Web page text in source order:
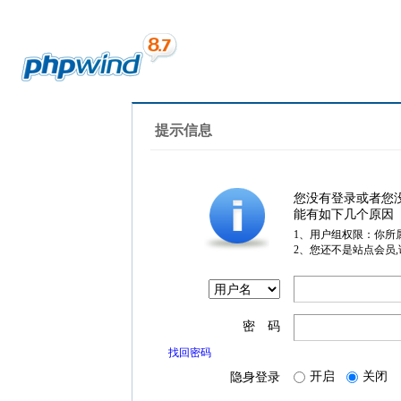
提示信息
您没有登录或者您
能有如下几个原因
1、用户组权限：你所
2、您还不是站点会员
密 码
找回密码
隐身登录 开启 关闭